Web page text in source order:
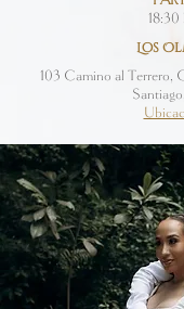
18:30
Los
103 Camino al Terrero,